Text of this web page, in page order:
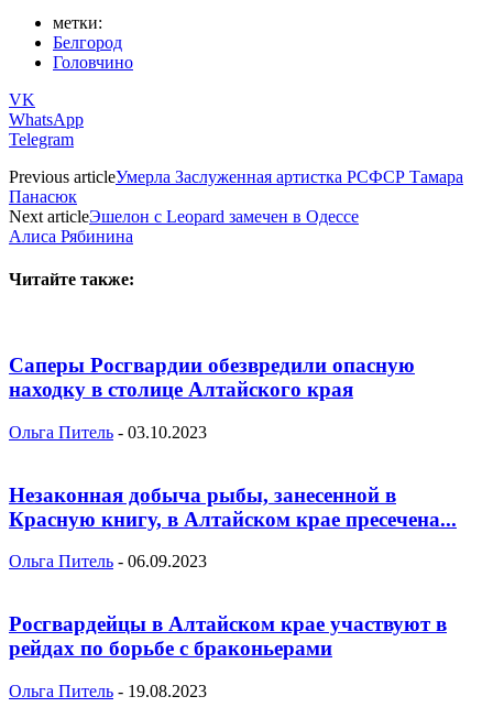
метки:
Белгород
Головчино
VK
WhatsApp
Telegram
Previous articleУмерла Заслуженная артистка РСФСР Тамара
Панасюк
Next articleЭшелон с Leopard замечен в Одессе
Алиса Рябинина
Читайте также:
Саперы Росгвардии обезвредили опасную
находку в столице Алтайского края
Ольга Питель - 03.10.2023
Незаконная добыча рыбы, занесенной в
Красную книгу, в Алтайском крае пресечена...
Ольга Питель - 06.09.2023
Росгвардейцы в Алтайском крае участвуют в
рейдах по борьбе с браконьерами
Ольга Питель - 19.08.2023